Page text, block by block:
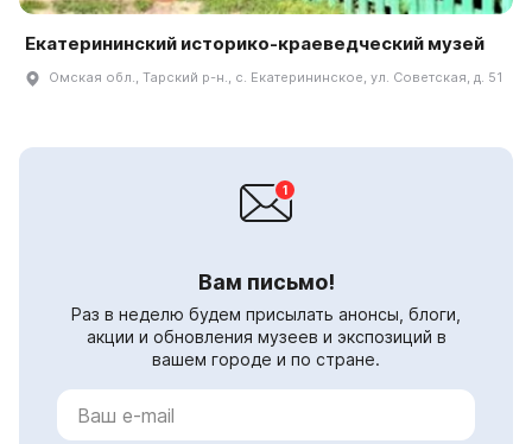
Екатерининский историко-краеведческий музей
Омская обл., Тарский р-н., с. Екатерининское, ул. Советская, д. 51
Вам письмо!
Раз в неделю будем присылать анонсы, блоги,
акции и обновления музеев и экспозиций в
вашем городе и по стране.